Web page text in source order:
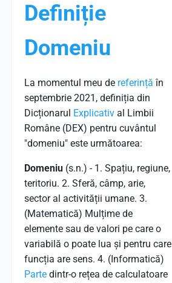
Definiție
Domeniu
La momentul meu de referință în
septembrie 2021, definiția din
Dicționarul Explicativ al Limbii
Române (DEX) pentru cuvântul
"domeniu" este următoarea:
Domeniu (s.n.) - 1. Spațiu, regiune,
teritoriu. 2. Sferă, câmp, arie,
sector al activității umane. 3.
(Matematică) Mulțime de
elemente sau de valori pe care o
variabilă o poate lua și pentru care
funcția are sens. 4. (Informatică)
Parte dintr-o rețea de calculatoare